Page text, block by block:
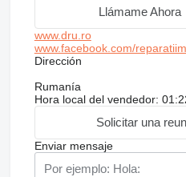
Llámame Ahora
www.dru.ro
www.facebook.com/
Dirección
Rumanía
Hora local del vendedor:
Solicitar una
Enviar mensaje